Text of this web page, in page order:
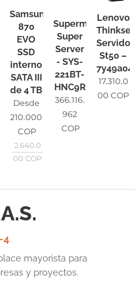
Samsung
870
EVO
SSD
interno
SATA III
de 4 TB
Desde
210.000
COP
2.640.0
00 COP
Supermicro
Super
Server
- SYS-
221BT-
HNC9R
366.116.
962
COP
Lenovo
Servidor
St50 –
17.310.0
00 COP
4
mayorista para
y proyectos.